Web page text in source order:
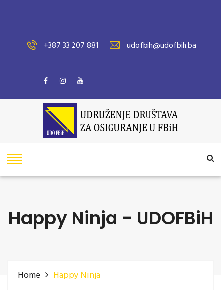
+387 33 207 881 udofbih@udofbih.ba
Happy Ninja - UDOFBiH
Home Happy Ninja